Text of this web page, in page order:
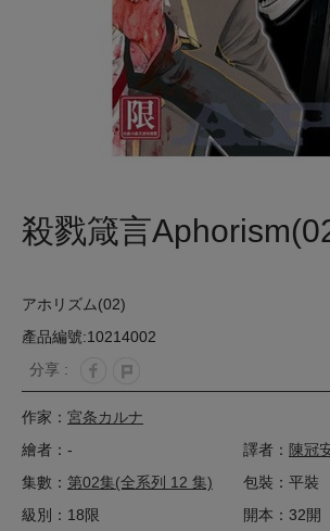
殺戮箴言
アホリズム(02)
產品編號:10214002
分享 :
作家： 宮条カルナ
繪者：-
譯者： 陳冠
集數： 第02集(全系列 12 集)
包裝：平裝
級別：18限
開本：32開